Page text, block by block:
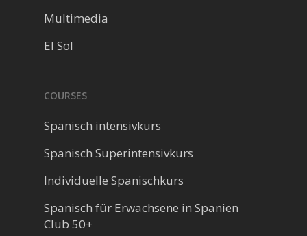
Multimedia
El Sol
COURSES
Spanisch intensivkurs
Spanisch Superintensivkurs
Individuelle Spanischkurs
Spanisch für Erwachsene in Spanien
Club 50+